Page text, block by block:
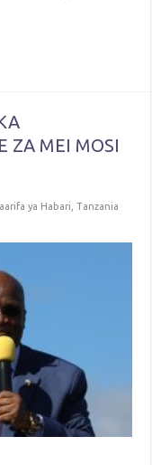
ZA MEI MOSI
ya Habari ,Tanzania